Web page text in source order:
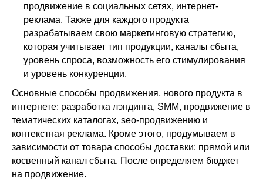
продвижение в социальных сетях, интернет-
реклама. Также для каждого продукта
разрабатываем свою маркетинговую стратегию,
которая учитывает тип продукции, каналы сбыта,
уровень спроса, возможность его стимулирования
и уровень конкуренции.
Основные способы продвижения, нового продукта в
интернете: разработка лэндинга, SMM, продвижение в
тематических каталогах, seo-продвижению и
контекстная реклама. Кроме этого, продумываем в
зависимости от товара способы доставки: прямой или
косвенный канал сбыта. После определяем бюджет
на продвижение.